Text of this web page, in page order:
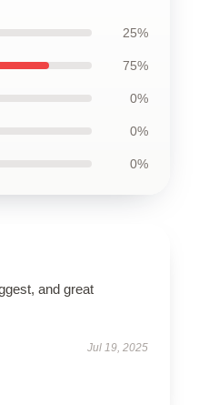
25%
75%
0%
0%
0%
and great
Jul 19, 2025